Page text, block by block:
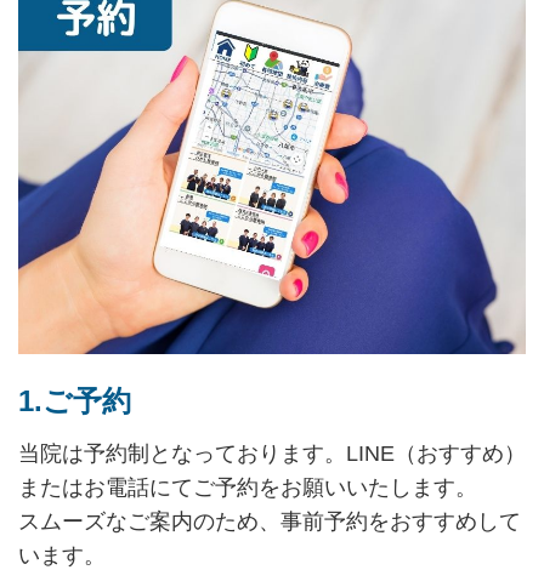
1.ご予約
当院は予約制となっております。LINE（おすすめ）
またはお電話にてご予約をお願いいたします。
スムーズなご案内のため、事前予約をおすすめして
います。